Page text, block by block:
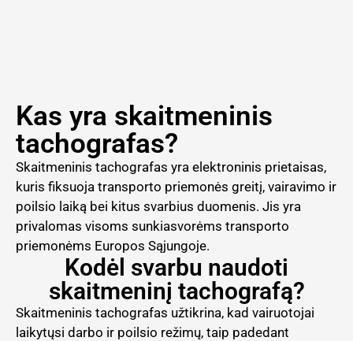
Kas yra skaitmeninis
tachografas?
Skaitmeninis tachografas yra elektroninis prietaisas,
kuris fiksuoja transporto priemonės greitį, vairavimo ir
poilsio laiką bei kitus svarbius duomenis. Jis yra
privalomas visoms sunkiasvorėms transporto
priemonėms Europos Sąjungoje.
Kodėl svarbu naudoti
skaitmeninį tachografą?
Skaitmeninis tachografas užtikrina, kad vairuotojai
laikytųsi darbo ir poilsio režimų, taip padedant